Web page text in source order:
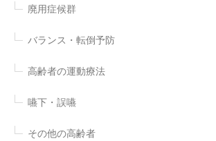
廃用症候群
バランス・転倒予防
高齢者の運動療法
嚥下・誤嚥
その他の高齢者